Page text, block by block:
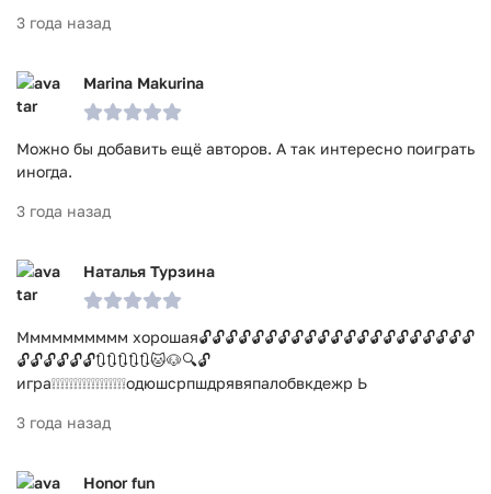
3 года назад
Marina Makurina
Можно бы добавить ещё авторов. А так интересно поиграть
иногда.
3 года назад
Наталья Турзина
Мммммммммм хорошая🔓🔓🔓🔓🔓🔓🔓🔓🔓🔓🔓🔓🔓🔓🔓🔓🔓🔓🔓🔓🔓
🔓🔓🔓🔓🔓🔓🔃🔃🔃🔃🔃🐱🐶🔍🔓
игра❕❕❕❕❕❕❕❕❕❕❕❕❕❕❕❕❕одюшсрпшдрявяпалобвкдежр Ь
3 года назад
Honor fun